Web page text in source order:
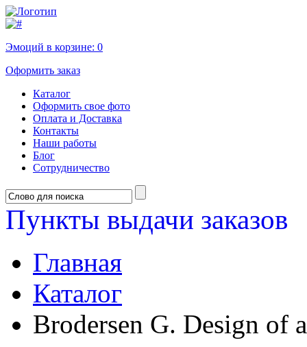
Эмоций в корзине: 0
Оформить заказ
Каталог
Оформить свое фото
Оплата и Доставка
Контакты
Наши работы
Блог
Сотрудничество
Пункты выдачи заказов
Главная
Каталог
Brodersen G. Design of